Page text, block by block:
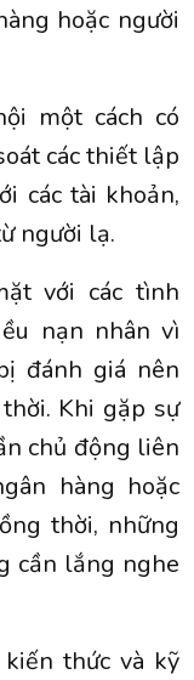
hoặc người
một cách có
các thiết lập
các tài khoản,
người lạ.
với các tình
nạn nhân vì
đánh giá nên
Khi gặp sự
chủ động liên
hàng hoặc
thời, những
cần lắng nghe
thức và kỹ